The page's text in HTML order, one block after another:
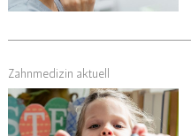
Zahnmedizin aktuell